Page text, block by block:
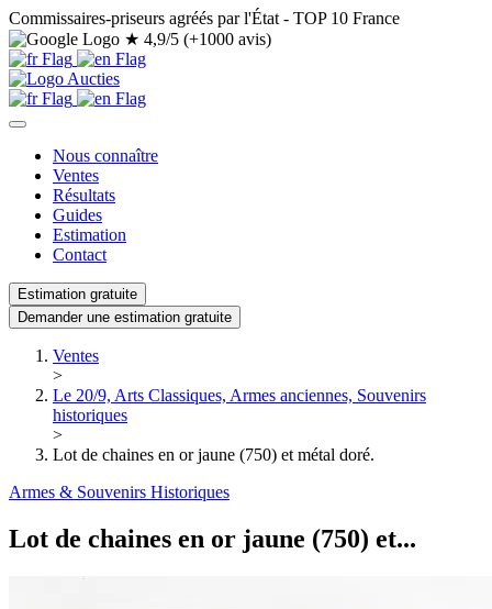
Commissaires-priseurs agréés par l'État - TOP 10 France
★ 4,9/5 (+1000 avis)
Nous connaître
Ventes
Résultats
Guides
Estimation
Contact
Estimation gratuite
Demander une estimation gratuite
Ventes
>
Le 20/9, Arts Classiques, Armes anciennes, Souvenirs
historiques
>
Lot de chaines en or jaune (750) et métal doré.
Armes & Souvenirs Historiques
Lot de chaines en or jaune (750) et...